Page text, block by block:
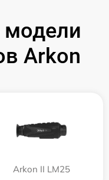
Arkon
Arkon II LM25